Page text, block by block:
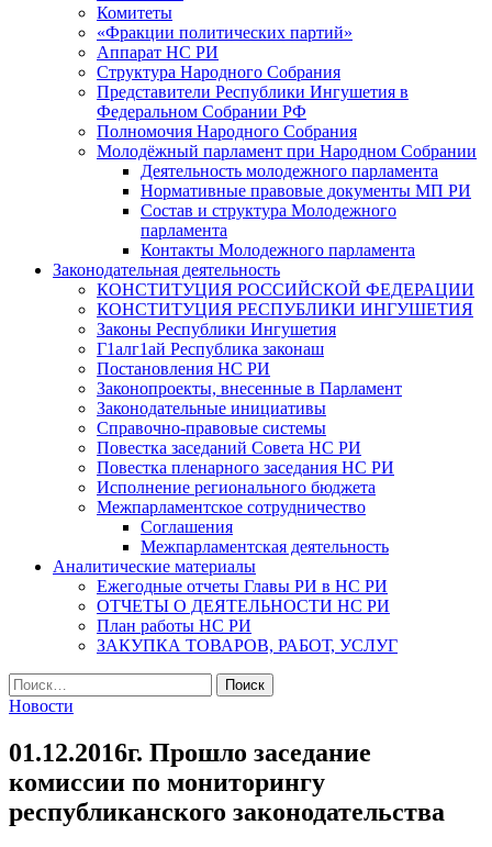
Комитеты
«Фракции политических партий»
Аппарат НС РИ
Структура Народного Собрания
Представители Республики Ингушетия в
Федеральном Собрании РФ
Полномочия Народного Собрания
Молодёжный парламент при Народном Собрании
Деятельность молодежного парламента
Нормативные правовые документы МП РИ
Состав и структура Молодежного
парламента
Контакты Молодежного парламента
Законодательная деятельность
КОНСТИТУЦИЯ РОССИЙСКОЙ ФЕДЕРАЦИИ
КОНСТИТУЦИЯ РЕСПУБЛИКИ ИНГУШЕТИЯ
Законы Республики Ингушетия
Г1алг1ай Республика законаш
Постановления НС РИ
Законопроекты, внесенные в Парламент
Законодательные инициативы
Справочно-правовые системы
Повестка заседаний Совета НС РИ
Повестка пленарного заседания НС РИ
Исполнение регионального бюджета
Межпарламентское сотрудничество
Соглашения
Межпарламентская деятельность
Аналитические материалы
Ежегодные отчеты Главы РИ в НС РИ
ОТЧЕТЫ О ДЕЯТЕЛЬНОСТИ НС РИ
План работы НС РИ
ЗАКУПКА ТОВАРОВ, РАБОТ, УСЛУГ
Найти:
Новости
01.12.2016г. Прошло заседание
комиссии по мониторингу
республиканского законодательства